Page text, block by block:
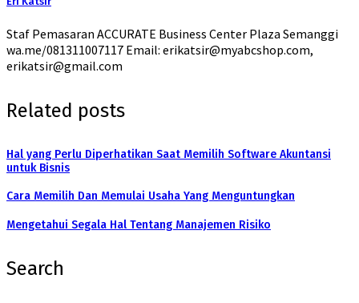
Staf Pemasaran ACCURATE Business Center Plaza Semanggi
wa.me/081311007117 Email: erikatsir@myabcshop.com,
erikatsir@gmail.com
Related posts
Hal yang Perlu Diperhatikan Saat Memilih Software Akuntansi
untuk Bisnis
Cara Memilih Dan Memulai Usaha Yang Menguntungkan
Mengetahui Segala Hal Tentang Manajemen Risiko
Search